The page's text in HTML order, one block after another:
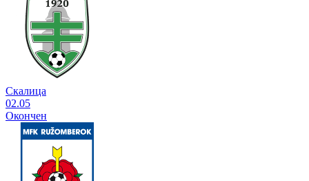
Скалица
02.05
Окончен